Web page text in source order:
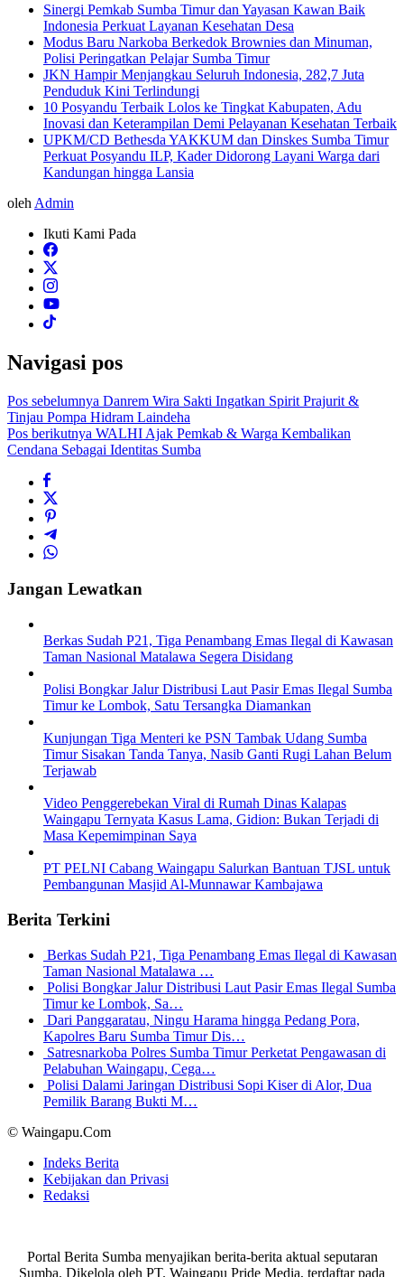
Sinergi Pemkab Sumba Timur dan Yayasan Kawan Baik
Indonesia Perkuat Layanan Kesehatan Desa
Modus Baru Narkoba Berkedok Brownies dan Minuman,
Polisi Peringatkan Pelajar Sumba Timur
JKN Hampir Menjangkau Seluruh Indonesia, 282,7 Juta
Penduduk Kini Terlindungi
10 Posyandu Terbaik Lolos ke Tingkat Kabupaten, Adu
Inovasi dan Keterampilan Demi Pelayanan Kesehatan Terbaik
UPKM/CD Bethesda YAKKUM dan Dinskes Sumba Timur
Perkuat Posyandu ILP, Kader Didorong Layani Warga dari
Kandungan hingga Lansia
oleh Admin
Ikuti Kami Pada
Navigasi pos
Pos sebelumnya Danrem Wira Sakti Ingatkan Spirit Prajurit &
Tinjau Pompa Hidram Laindeha
Pos berikutnya WALHI Ajak Pemkab & Warga Kembalikan
Cendana Sebagai Identitas Sumba
Jangan Lewatkan
Berkas Sudah P21, Tiga Penambang Emas Ilegal di Kawasan
Taman Nasional Matalawa Segera Disidang
Polisi Bongkar Jalur Distribusi Laut Pasir Emas Ilegal Sumba
Timur ke Lombok, Satu Tersangka Diamankan
Kunjungan Tiga Menteri ke PSN Tambak Udang Sumba
Timur Sisakan Tanda Tanya, Nasib Ganti Rugi Lahan Belum
Terjawab
Video Penggerebekan Viral di Rumah Dinas Kalapas
Waingapu Ternyata Kasus Lama, Gidion: Bukan Terjadi di
Masa Kepemimpinan Saya
PT PELNI Cabang Waingapu Salurkan Bantuan TJSL untuk
Pembangunan Masjid Al-Munnawar Kambajawa
Berita Terkini
Berkas Sudah P21, Tiga Penambang Emas Ilegal di Kawasan
Taman Nasional Matalawa …
Polisi Bongkar Jalur Distribusi Laut Pasir Emas Ilegal Sumba
Timur ke Lombok, Sa…
Dari Panggaratau, Ningu Harama hingga Pedang Pora,
Kapolres Baru Sumba Timur Dis…
Satresnarkoba Polres Sumba Timur Perketat Pengawasan di
Pelabuhan Waingapu, Cega…
Polisi Dalami Jaringan Distribusi Sopi Kiser di Alor, Dua
Pemilik Barang Bukti M…
© Waingapu.Com
Indeks Berita
Kebijakan dan Privasi
Redaksi
Portal Berita Sumba menyajikan berita-berita aktual seputaran
Sumba. Dikelola oleh PT. Waingapu Pride Media, terdaftar pada